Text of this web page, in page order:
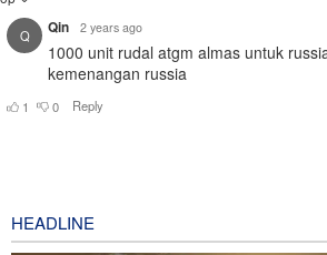
HEADLINE